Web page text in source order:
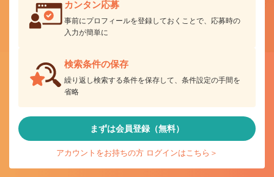
カンタン応募
事前にプロフィールを登録しておくことで、応募時の
入力が簡単に
検索条件の保存
繰り返し検索する条件を保存して、条件設定の手間を
省略
まずは会員登録（無料）
アカウントをお持ちの方 ログインはこちら＞